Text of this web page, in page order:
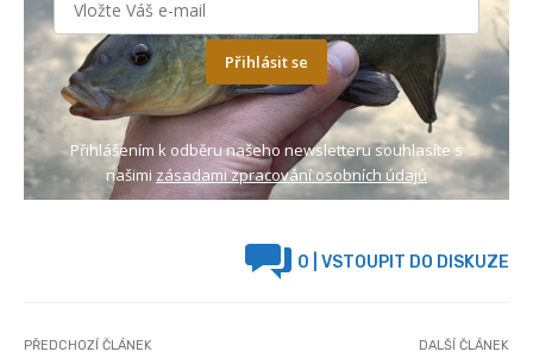
Přihlásit se
Přihlášením k odběru našeho newsletteru souhlasíte s
našimi zásadami zpracování osobních údajů
0 | VSTOUPIT DO DISKUZE
PŘEDCHOZÍ ČLÁNEK DALŠÍ ČLÁNEK